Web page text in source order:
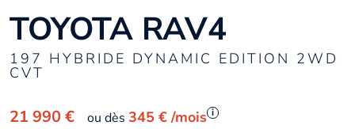
TOYOTA RAV4
197 HYBRIDE DYNAMIC EDITION 2WD
CVT
21 990 € ou dès 345 € /mois i